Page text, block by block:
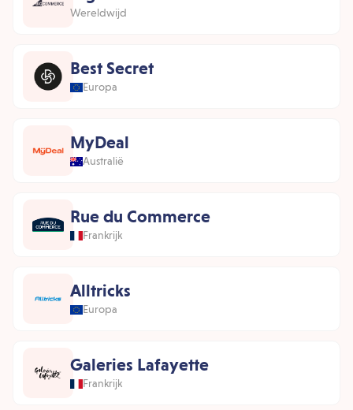
Wereldwijd
Best Secret
Europa
MyDeal
Australië
Rue du Commerce
Frankrijk
Alltricks
Europa
Galeries Lafayette
Frankrijk